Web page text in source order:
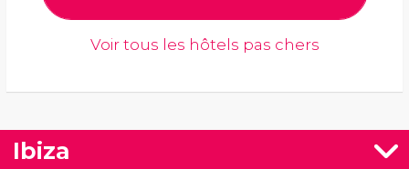
Voir tous les hôtels pas chers
Ibiza